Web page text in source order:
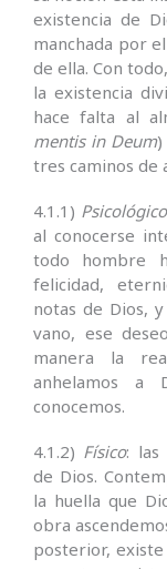
existencia de
manchada por
de ella. Con
la existencia
hace falta al
mentis in Deum)
tres caminos de
4.1.1) Psicológico
al conocerse
todo hombre
felicidad,
notas de Dios,
vano, ese
manera la
anhelamos a
conocemos.
4.1.2) Físico: las
de Dios.
la huella que
obra
posterior,